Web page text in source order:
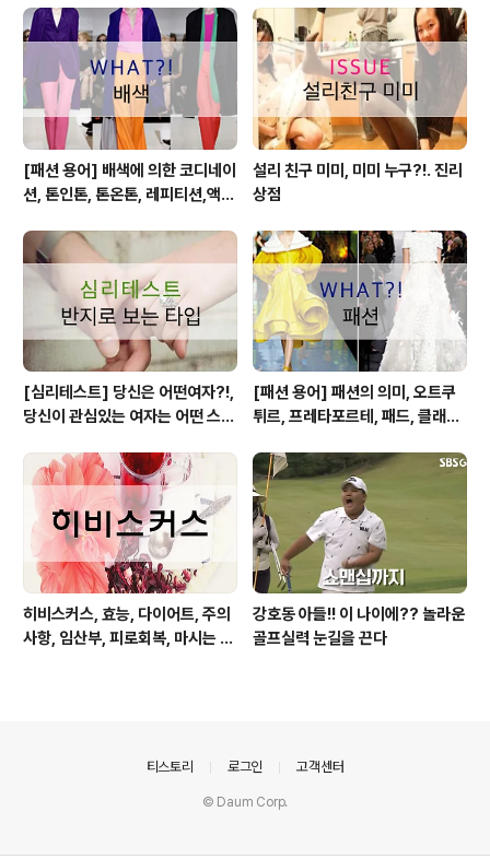
[패션 용어] 배색에 의한 코디네이
션, 톤인톤, 톤온톤, 레피티션,액센
카마이유
설리 친구 미미, 미미 누구?!. 진리
상점
[심리테스트] 당신은 어떤여자?!,
당신이 관심있는 여자는 어떤 스타
[패션 용어] 패션의 의미, 오트쿠
튀르, 프레타포르테, 패드, 클래식,
히비스커스, 효능, 다이어트, 주의
사항, 임산부, 피로회복, 마시는 방
강호동 아들!! 이 나이에?? 놀라운
골프실력 눈길을 끈다
티스토리 로그인 고객센터
© Daum Corp.